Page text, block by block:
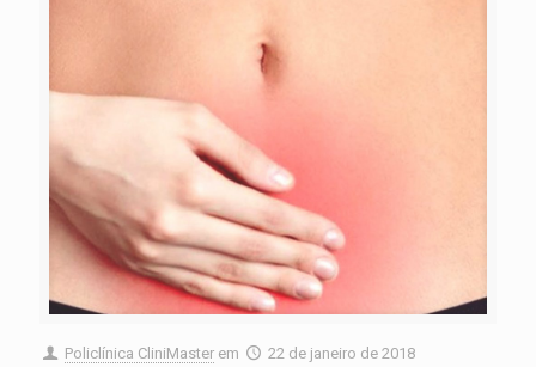
Policlínica CliniMaster em 22 de janeiro de 2018